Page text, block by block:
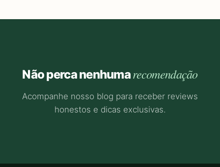
Não perca nenhumarecomendação
Acompanhe nosso blog para receber reviews
honestos e dicas exclusivas.